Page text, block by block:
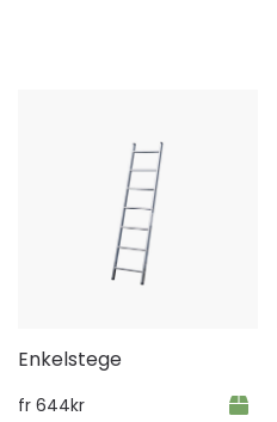
Enkelstege
fr 644kr